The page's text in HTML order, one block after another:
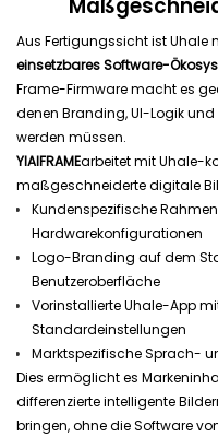
Aus Fertigungssicht ist Uhale
einsetzbares Software-
Frame-Firmware macht es
denen Branding, UI-Logik
werden müssen.
YIAIFRAMEarbeitet mit Uhale-
maßgeschneiderte digitale
Kundenspezifische
Hardwarekonfigurationen
Logo-Branding auf dem
Benutzeroberfläche
Vorinstallierte Uhale-App
Standardeinstellungen
Marktspezifische Sprach-
Dies ermöglicht es
differenzierte intelligente
bringen, ohne die Software